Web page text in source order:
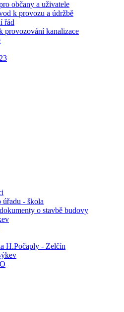
občany a uživatele
k provozu a údržbě
řád
provozování kanalizace
- škola
o stavbě budovy
H.Počaply - Zelčín